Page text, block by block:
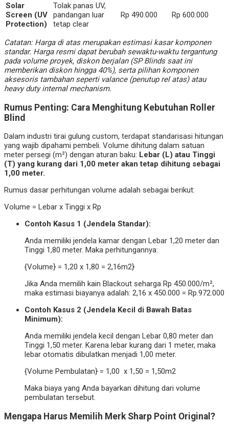
Solar
Screen (UV
Protection)
Tolak panas UV,
pandangan luar
tetap clear
Rp 490.000 Rp 600.000
Catatan: Harga di atas merupakan estimasi kasar komponen
standar. Harga resmi dapat berubah sewaktu-waktu tergantung
pada volume proyek, diskon berjalan (SP Blinds saat ini
memberikan diskon hingga 40%), serta pilihan komponen
aksesoris tambahan seperti valance (penutup rel atas) atau
heavy duty internal mechanism.
Rumus Penting: Cara Menghitung Kebutuhan Roller
Blind
Dalam industri tirai gulung custom, terdapat standarisasi hitungan
yang wajib dipahami pembeli. Volume dihitung dalam satuan
meter persegi (m²) dengan aturan baku: Lebar (L) atau Tinggi
(T) yang kurang dari 1,00 meter akan tetap dihitung sebagai
1,00 meter.
Rumus dasar perhitungan volume adalah sebagai berikut:
Volume = Lebar x Tinggi x Rp
Contoh Kasus 1 (Jendela Standar):
Anda memiliki jendela kamar dengan Lebar 1,20 meter dan
Tinggi 1,80 meter. Maka perhitungannya:
{Volume} = 1,20 x 1,80 = 2,16m2}
Jika Anda memilih kain Blackout seharga Rp 450.000/m²,
maka estimasi biayanya adalah: 2,16 x 450.000 = Rp.972.000
Contoh Kasus 2 (Jendela Kecil di Bawah Batas
Minimum):
Anda memiliki jendela kecil dengan Lebar 0,80 meter dan
Tinggi 1,50 meter. Karena lebar kurang dari 1 meter, maka
lebar otomatis dibulatkan menjadi 1,00 meter.
{Volume Pembulatan} = 1,00 x 1,50 = 1,50m2
Maka biaya yang Anda bayarkan dihitung dari volume
pembulatan tersebut.
Mengapa Harus Memilih Merk Sharp Point Original?